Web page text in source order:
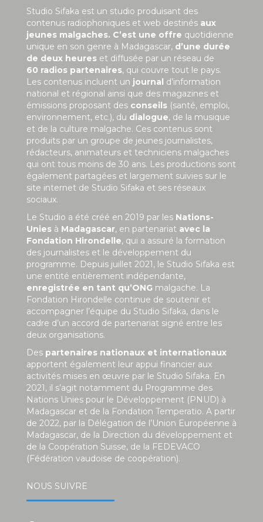
Studio Sifaka est un studio produisant des
contenus radiophoniques et web destinés aux
jeunes malgaches. C’est une offre quotidienne
unique en son genre à Madagascar, d’une durée
de deux heures et diffusée par un réseau de
60 radios partenaires, qui couvre tout le pays.
Les contenus incluent un journal d’information
national et régional ainsi que des magazines et
émissions proposant des conseils (santé, emploi,
environnement, etc.), du dialogue, de la musique
et de la culture malgache. Ces contenus sont
produits par un groupe de jeunes journalistes,
rédacteurs, animateurs et techniciens malgaches
qui ont tous moins de 30 ans. Les productions sont
également partagées et largement suivies sur le
site internet de Studio Sifaka et ses réseaux
sociaux.
Le Studio a été créé en 2019 par les Nations-
Unies à Madagascar, en partenariat avec la
Fondation Hirondelle, qui a assuré la formation
des journalistes et le développement du
programme. Depuis juillet 2021, le Studio Sifaka est
une entité entièrement indépendante,
enregistrée en tant qu’ONG malgache. La
Fondation Hirondelle continue de soutenir et
accompagner l’équipe du Studio Sifaka, dans le
cadre d’un accord de partenariat signé entre les
deux organisations.
Des partenaires nationaux et internationaux
apportent également leur appui financier aux
activités mises en œuvre par le Studio Sifaka. En
2021, il s’agit notamment du Programme des
Nations Unies pour le Développement (PNUD) à
Madagascar et de la Fondation Temperatio. A partir
de 2022, par la Délégation de l’Union Européenne à
Madagascar, de la Direction du développement et
de la Coopération Suisse, de la FEDEVACO
(Fédération vaudoise de coopération).
NOUS SUIVRE